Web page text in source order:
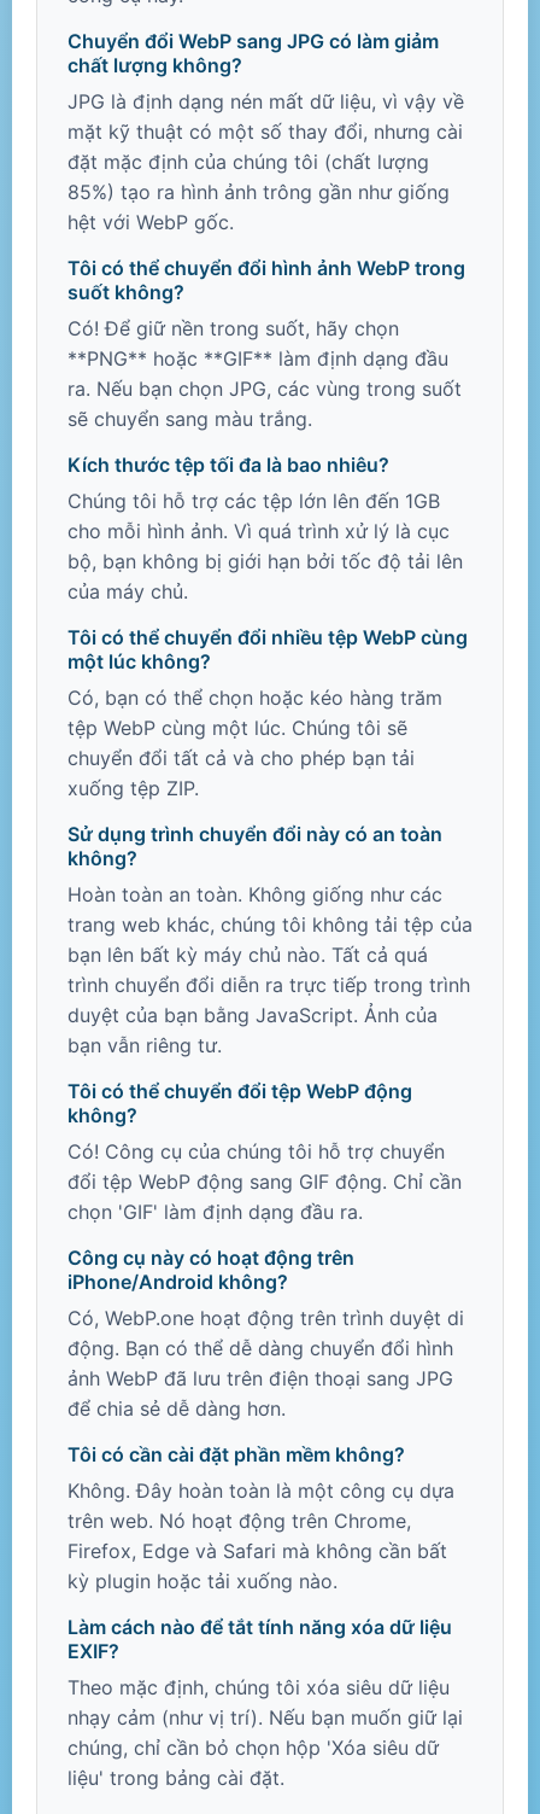
Chuyển đổi WebP sang JPG có làm giảm
chất lượng không?
JPG là định dạng nén mất dữ liệu, vì vậy về
mặt kỹ thuật có một số thay đổi, nhưng cài
đặt mặc định của chúng tôi (chất lượng
85%) tạo ra hình ảnh trông gần như giống
hệt với WebP gốc.
Tôi có thể chuyển đổi hình ảnh WebP trong
suốt không?
Có! Để giữ nền trong suốt, hãy chọn
**PNG** hoặc **GIF** làm định dạng đầu
ra. Nếu bạn chọn JPG, các vùng trong suốt
sẽ chuyển sang màu trắng.
Kích thước tệp tối đa là bao nhiêu?
Chúng tôi hỗ trợ các tệp lớn lên đến 1GB
cho mỗi hình ảnh. Vì quá trình xử lý là cục
bộ, bạn không bị giới hạn bởi tốc độ tải lên
của máy chủ.
Tôi có thể chuyển đổi nhiều tệp WebP cùng
một lúc không?
Có, bạn có thể chọn hoặc kéo hàng trăm
tệp WebP cùng một lúc. Chúng tôi sẽ
chuyển đổi tất cả và cho phép bạn tải
xuống tệp ZIP.
Sử dụng trình chuyển đổi này có an toàn
không?
Hoàn toàn an toàn. Không giống như các
trang web khác, chúng tôi không tải tệp của
bạn lên bất kỳ máy chủ nào. Tất cả quá
trình chuyển đổi diễn ra trực tiếp trong trình
duyệt của bạn bằng JavaScript. Ảnh của
bạn vẫn riêng tư.
Tôi có thể chuyển đổi tệp WebP động
không?
Có! Công cụ của chúng tôi hỗ trợ chuyển
đổi tệp WebP động sang GIF động. Chỉ cần
chọn 'GIF' làm định dạng đầu ra.
Công cụ này có hoạt động trên
iPhone/Android không?
Có, WebP.one hoạt động trên trình duyệt di
động. Bạn có thể dễ dàng chuyển đổi hình
ảnh WebP đã lưu trên điện thoại sang JPG
để chia sẻ dễ dàng hơn.
Tôi có cần cài đặt phần mềm không?
Không. Đây hoàn toàn là một công cụ dựa
trên web. Nó hoạt động trên Chrome,
Firefox, Edge và Safari mà không cần bất
kỳ plugin hoặc tải xuống nào.
Làm cách nào để tắt tính năng xóa dữ liệu
EXIF?
Theo mặc định, chúng tôi xóa siêu dữ liệu
nhạy cảm (như vị trí). Nếu bạn muốn giữ lại
chúng, chỉ cần bỏ chọn hộp 'Xóa siêu dữ
liệu' trong bảng cài đặt.